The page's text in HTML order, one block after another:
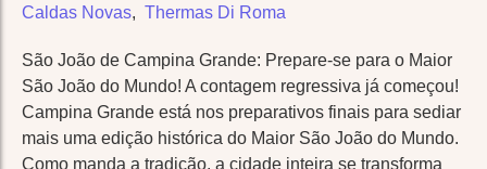
Caldas Novas, Thermas Di Roma
São João de Campina Grande: Prepare-se para o Maior
São João do Mundo! A contagem regressiva já começou!
Campina Grande está nos preparativos finais para sediar
mais uma edição histórica do Maior São João do Mundo.
Como manda a tradição, a cidade inteira se transforma